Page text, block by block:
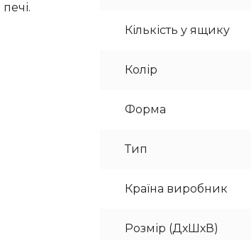
Кількість у ящику
Колір
Форма
Тип
Країна виробник
Розмір (ДхШхВ)